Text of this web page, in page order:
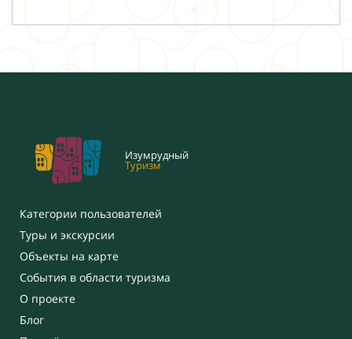
Изумрудный
Туризм
Категории пользователей
Туры и экскурсии
Объекты на карте
События в области туризма
О проекте
Блог